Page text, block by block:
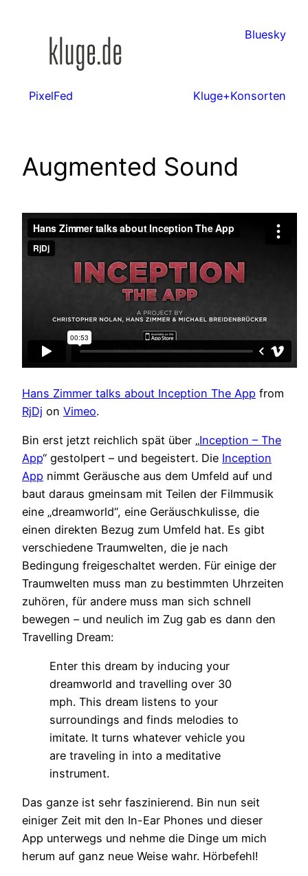
Bluesky
PixelFed Kluge+Konsorten
Augmented Sound
Hans Zimmer talks about Inception The App from
RjDj on Vimeo.
Bin erst jetzt reichlich spät über „Inception – The
App“ gestolpert – und begeistert. Die Inception
App nimmt Geräusche aus dem Umfeld auf und
baut daraus gmeinsam mit Teilen der Filmmusik
eine „dreamworld“, eine Geräuschkulisse, die
einen direkten Bezug zum Umfeld hat. Es gibt
verschiedene Traumwelten, die je nach
Bedingung freigeschaltet werden. Für einige der
Traumwelten muss man zu bestimmten Uhrzeiten
zuhören, für andere muss man sich schnell
bewegen – und neulich im Zug gab es dann den
Travelling Dream:
Enter this dream by inducing your
dreamworld and travelling over 30
mph. This dream listens to your
surroundings and finds melodies to
imitate. It turns whatever vehicle you
are traveling in into a meditative
instrument.
Das ganze ist sehr faszinierend. Bin nun seit
einiger Zeit mit den In-Ear Phones und dieser
App unterwegs und nehme die Dinge um mich
herum auf ganz neue Weise wahr. Hörbefehl!